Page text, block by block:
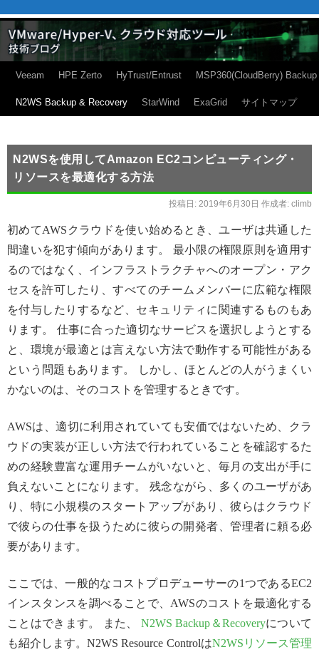
Veeam HPE Zerto HyTrust/Entrust MSP360(CloudBerry) Backup
N2WS Backup & Recovery StarWind ExaGrid サイトマップ
N2WSを使用してAmazon EC2コンピューティング・
リソースを最適化する方法
投稿日: 2019年6月30日 作成者: climb
初めてAWSクラウドを使い始めるとき、ユーザは共通した
間違いを犯す傾向があります。 最小限の権限原則を適用す
るのではなく、インフラストラクチャへのオープン・アク
セスを許可したり、すべてのチームメンバーに広範な権限
を付与したりするなど、セキュリティに関連するものもあ
ります。 仕事に合った適切なサービスを選択しようとする
と、環境が最適とは言えない方法で動作する可能性がある
という問題もあります。 しかし、ほとんどの人がうまくい
かないのは、そのコストを管理するときです。
AWSは、適切に利用されていても安価ではないため、クラ
ウドの実装が正しい方法で行われていることを確認するた
めの経験豊富な運用チームがいないと、毎月の支出が手に
負えないことになります。 残念ながら、多くのユーザがあ
り、特に小規模のスタートアップがあり、彼らはクラウド
で彼らの仕事を扱うために彼らの開発者、管理者に頼る必
要があります。
ここでは、一般的なコストプロデューサーの1つであるEC2
インスタンスを調べることで、AWSのコストを最適化する
ことはできます。 また、 N2WS Backup＆Recoveryについて
も紹介します。N2WS Resource ControlはN2WSリソース管理